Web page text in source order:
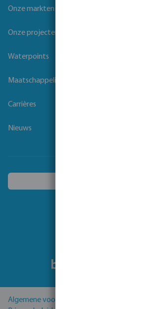
Onze markten
Onze projecten
Waterpoints
Maatschappelijk verantwoord ondernemen
Carrières
Nieuws
Algemene voorwaarden